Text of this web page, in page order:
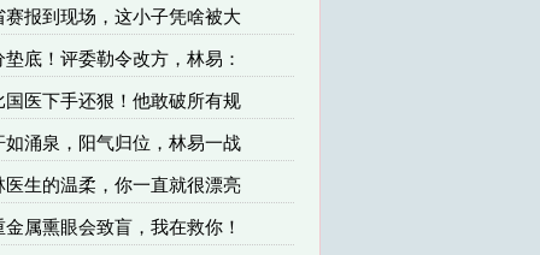
赛报到现场，这小子凭啥被大
底！评委勒令改方，林易：
国医下手还狠！他敢破所有规
如涌泉，阳气归位，林易一战
医生的温柔，你一直就很漂亮
属熏眼会致盲，我在救你！